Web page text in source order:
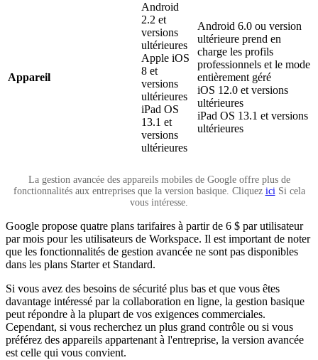
Appareil
Android
2.2 et
versions
ultérieures
Apple iOS
8 et
versions
ultérieures
iPad OS
13.1 et
versions
ultérieures
Android 6.0 ou version
ultérieure prend en
charge les profils
professionnels et le mode
entièrement géré
iOS 12.0 et versions
ultérieures
iPad OS 13.1 et versions
ultérieures
La gestion avancée des appareils mobiles de Google offre plus de
fonctionnalités aux entreprises que la version basique. Cliquez iciSi cela
vous intéresse.
Google propose quatre plans tarifaires à partir de 6 $ par utilisateur
par mois pour les utilisateurs de Workspace. Il est important de noter
que les fonctionnalités de gestion avancée ne sont pas disponibles
dans les plans Starter et Standard.
Si vous avez des besoins de sécurité plus bas et que vous êtes
davantage intéressé par la collaboration en ligne, la gestion basique
peut répondre à la plupart de vos exigences commerciales.
Cependant, si vous recherchez un plus grand contrôle ou si vous
préférez des appareils appartenant à l'entreprise, la version avancée
est celle qui vous convient.